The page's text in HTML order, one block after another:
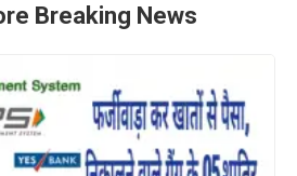
Breaking News